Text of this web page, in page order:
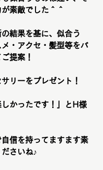
素敵でした＾＾
の結果を基に、似合う
・アクセ・髪型等をバ
提案！
リーをプレゼント！
かったです！」とH様
信を持ってますます素
さいね♪